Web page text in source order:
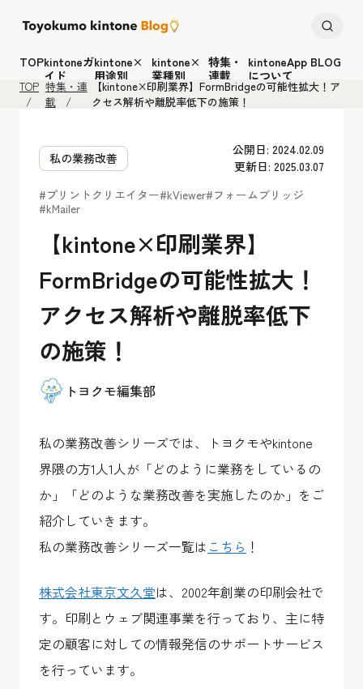
TOPkintoneガ
イド
kintone×
用途別
kintone×
業種別
特集・
連載
kintoneApp BLOG
について
TOP 特集・連
載
【kintone×印刷業界】FormBridgeの可能性拡大！ア
クセス解析や離脱率低下の施策！
私の業務改善
公開日: 2024.02.09
更新日: 2025.03.07
#プリントクリエイター#kViewer#フォームブリッジ
#kMailer
【kintone×印刷業界】
FormBridgeの可能性拡大！
アクセス解析や離脱率低下
の施策！
トヨクモ編集部
私の業務改善シリーズでは、トヨクモやkintone
界隈の方1人1人が「どのように業務をしているの
か」「どのような業務改善を実施したのか」をご
紹介していきます。
私の業務改善シリーズ一覧は こちら ！
株式会社東京文久堂は、2002年創業の印刷会社で
す。印刷とウェブ関連事業を行っており、主に特
定の顧客に対しての情報発信のサポートサービス
を行っています。